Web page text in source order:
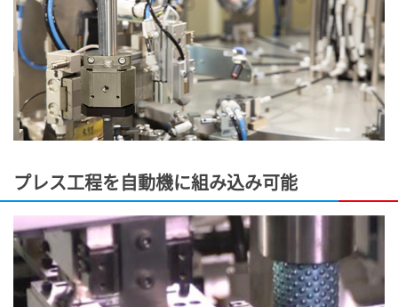
プレス工程を自動機に組み込み可能